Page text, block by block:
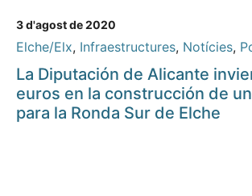
3 d'agost de 2020
Elche/Elx, Infraestructures, Notícies,
La Diputación de Alicante
euros en la construcción de
para la Ronda Sur de Elche